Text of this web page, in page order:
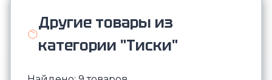
Другие товары из
категории "Тиски"